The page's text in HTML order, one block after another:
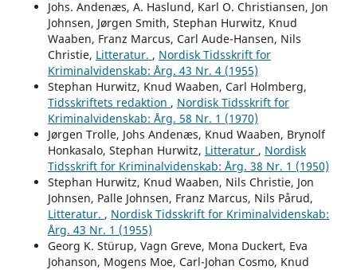
Johs. Andenæs, A. Haslund, Karl O. Christiansen, Jon
Johnsen, Jørgen Smith, Stephan Hurwitz, Knud
Waaben, Franz Marcus, Carl Aude-Hansen, Nils
Christie, Litteratur. , Nordisk Tidsskrift for
Kriminalvidenskab: Årg. 43 Nr. 4 (1955)
Stephan Hurwitz, Knud Waaben, Carl Holmberg,
Tidsskriftets redaktion , Nordisk Tidsskrift for
Kriminalvidenskab: Årg. 58 Nr. 1 (1970)
Jørgen Trolle, Johs Andenæs, Knud Waaben, Brynolf
Honkasalo, Stephan Hurwitz, Litteratur , Nordisk
Tidsskrift for Kriminalvidenskab: Årg. 38 Nr. 1 (1950)
Stephan Hurwitz, Knud Waaben, Nils Christie, Jon
Johnsen, Palle Johnsen, Franz Marcus, Nils Pårud,
Litteratur. , Nordisk Tidsskrift for Kriminalvidenskab:
Årg. 43 Nr. 1 (1955)
Georg K. Stürup, Vagn Greve, Mona Duckert, Eva
Johanson, Mogens Moe, Carl-Johan Cosmo, Knud